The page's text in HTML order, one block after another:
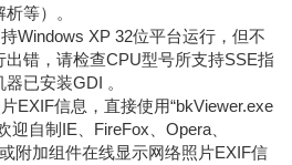
等）。
Windows XP 32位平台运行，但不
错，请检查CPU型号所支持SSE指
已安装GDI 。
EXIF信息，直接使用“bkViewer.exe
迎自制IE、FireFox、Opera、
附加组件在线显示网络照片EXIF信